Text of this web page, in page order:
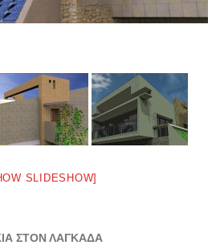
SLIDESHOW]
ΣΤΟΝ ΛΑΓΚΑΔΑ